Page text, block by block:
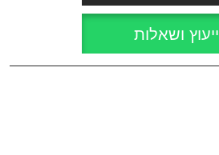
ייעוץ ושאלות